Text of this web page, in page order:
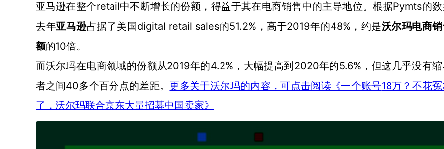
亚马逊在整个retail中不断增长的份额，得益于其在电商销售中的主导地位。根据Pymts的数
去年亚马逊占据了美国digital retail sales的51.2%，高于2019年的48%，约是沃尔玛电商
额的10倍。
而沃尔玛在电商领域的份额从2019年的4.2%，大幅提高到2020年的5.6%，但这几乎没有
者之间40多个百分点的差距。 更多关于沃尔玛的内容，可点击阅读《一个账号18万？不花
了，沃尔玛联合京东大量招募中国卖家》